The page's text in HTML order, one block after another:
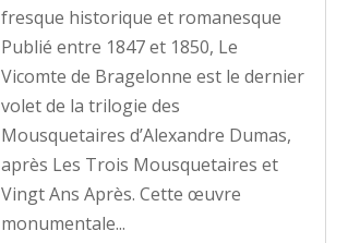
fresque historique et romanesque
Publié entre 1847 et 1850, Le
Vicomte de Bragelonne est le dernier
volet de la trilogie des
Mousquetaires d’Alexandre Dumas,
après Les Trois Mousquetaires et
Vingt Ans Après. Cette œuvre
monumentale...